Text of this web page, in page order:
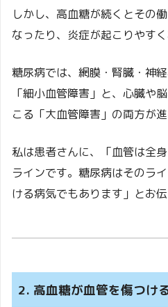
しかし、高血糖が続くとその
なったり、炎症が起こりやすく
糖尿病では、網膜・腎臓・神
「細小血管障害」と、心臓や
こる「大血管障害」の両方が
私は患者さんに、「血管は全
ラインです。糖尿病はそのラ
ける病気でもあります」とお伝
2. 高血糖が血管を傷つけ